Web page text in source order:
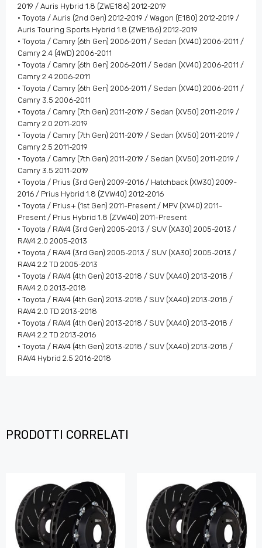
2019 / Auris Hybrid 1.8 (ZWE186) 2012-2019
• Toyota / Auris (2nd Gen) 2012-2019 / Wagon (E180) 2012-2019 /
Auris Touring Sports Hybrid 1.8 (ZWE186) 2012-2019
• Toyota / Camry (6th Gen) 2006-2011 / Sedan (XV40) 2006-2011 /
Camry 2.4 (4WD) 2006-2011
• Toyota / Camry (6th Gen) 2006-2011 / Sedan (XV40) 2006-2011 /
Camry 2.4 2006-2011
• Toyota / Camry (6th Gen) 2006-2011 / Sedan (XV40) 2006-2011 /
Camry 3.5 2006-2011
• Toyota / Camry (7th Gen) 2011-2019 / Sedan (XV50) 2011-2019 /
Camry 2.0 2011-2019
• Toyota / Camry (7th Gen) 2011-2019 / Sedan (XV50) 2011-2019 /
Camry 2.5 2011-2019
• Toyota / Camry (7th Gen) 2011-2019 / Sedan (XV50) 2011-2019 /
Camry 3.5 2011-2019
• Toyota / Prius (3rd Gen) 2009-2016 / Hatchback (XW30) 2009-
2016 / Prius Hybrid 1.8 (ZVW40) 2012-2016
• Toyota / Prius+ (1st Gen) 2011-Present / MPV (XV40) 2011-
Present / Prius Hybrid 1.8 (ZVW40) 2011-Present
• Toyota / RAV4 (3rd Gen) 2005-2013 / SUV (XA30) 2005-2013 /
RAV4 2.0 2005-2013
• Toyota / RAV4 (3rd Gen) 2005-2013 / SUV (XA30) 2005-2013 /
RAV4 2.2 TD 2005-2013
• Toyota / RAV4 (4th Gen) 2013-2018 / SUV (XA40) 2013-2018 /
RAV4 2.0 2013-2018
• Toyota / RAV4 (4th Gen) 2013-2018 / SUV (XA40) 2013-2018 /
RAV4 2.0 TD 2013-2018
• Toyota / RAV4 (4th Gen) 2013-2018 / SUV (XA40) 2013-2018 /
RAV4 2.2 TD 2013-2016
• Toyota / RAV4 (4th Gen) 2013-2018 / SUV (XA40) 2013-2018 /
RAV4 Hybrid 2.5 2016-2018
PRODOTTI CORRELATI